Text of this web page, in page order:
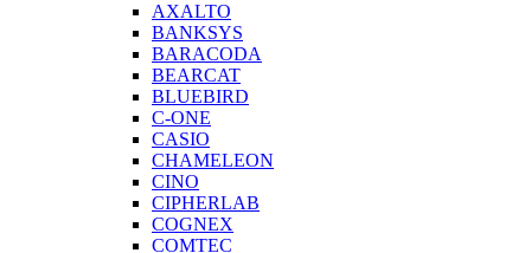
AXALTO
BANKSYS
BARACODA
BEARCAT
BLUEBIRD
C-ONE
CASIO
CHAMELEON
CINO
CIPHERLAB
COGNEX
COMTEC